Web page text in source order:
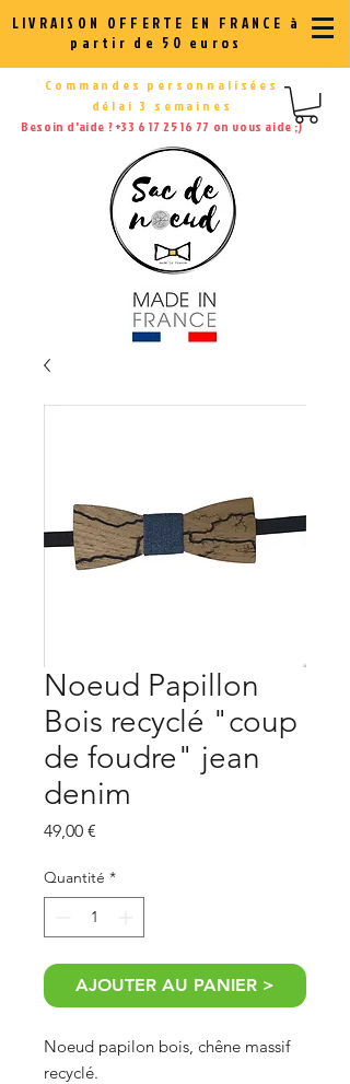
LIVRAISON OFFERTE EN FRANCE à
partir de 50 euros
Commandes personnalisées
délai 3 semaines
Besoin d'aide ?+33 6 17 25 16 77 on vous aide ;)
Noeud Papillon
Bois recyclé "coup
de foudre" jean
denim
49,00 €
Quantité *
AJOUTER AU PANIER >
Noeud papilon bois, chêne massif
recyclé.